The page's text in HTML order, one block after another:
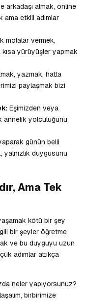
arkadaşı almak, online
ama etkili adımlar
molalar vermek,
yürüyüşler yapmak
yazmak, hatta
paylaşmak bizi
Eşimizden veya
annelik yolculuğunu
günün belli
duygusunu
Ama Tek
kötü bir şey
bir şeyler öğretme
ve bu duyguyu uzun
adımlar attıkça
neler yapıyorsunuz?
birbirimize